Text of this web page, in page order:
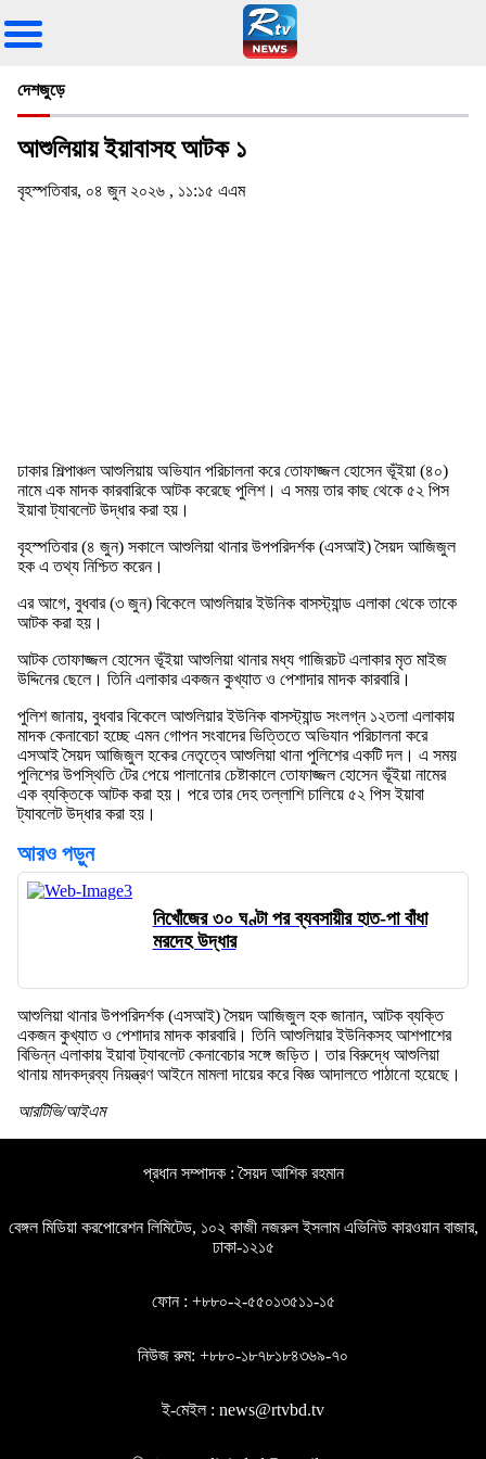
দেশজুড়ে
আশুলিয়ায় ইয়াবাসহ আটক ১
বৃহস্পতিবার, ০৪ জুন ২০২৬ , ১১:১৫ এএম
ঢাকার শিল্পাঞ্চল আশুলিয়ায় অভিযান পরিচালনা করে তোফাজ্জল হোসেন ভূঁইয়া (৪০)
নামে এক মাদক কারবারিকে আটক করেছে পুলিশ। এ সময় তার কাছ থেকে ৫২ পিস
ইয়াবা ট্যাবলেট উদ্ধার করা হয়।
বৃহস্পতিবার (৪ জুন) সকালে আশুলিয়া থানার উপপরিদর্শক (এসআই) সৈয়দ আজিজুল
হক এ তথ্য নিশ্চিত করেন।
এর আগে, বুধবার (৩ জুন) বিকেলে আশুলিয়ার ইউনিক বাসস্ট্যান্ড এলাকা থেকে তাকে
আটক করা হয়।
আটক তোফাজ্জল হোসেন ভূঁইয়া আশুলিয়া থানার মধ্য গাজিরচট এলাকার মৃত মাইজ
উদ্দিনের ছেলে। তিনি এলাকার একজন কুখ্যাত ও পেশাদার মাদক কারবারি।
পুলিশ জানায়, বুধবার বিকেলে আশুলিয়ার ইউনিক বাসস্ট্যান্ড সংলগ্ন ১২তলা এলাকায়
মাদক কেনাবেচা হচ্ছে এমন গোপন সংবাদের ভিত্তিতে অভিযান পরিচালনা করে
এসআই সৈয়দ আজিজুল হকের নেতৃত্বে আশুলিয়া থানা পুলিশের একটি দল। এ সময়
পুলিশের উপস্থিতি টের পেয়ে পালানোর চেষ্টাকালে তোফাজ্জল হোসেন ভূঁইয়া নামের
এক ব্যক্তিকে আটক করা হয়। পরে তার দেহ তল্লাশি চালিয়ে ৫২ পিস ইয়াবা
ট্যাবলেট উদ্ধার করা হয়।
আরও পড়ুন
নিখোঁজের ৩০ ঘণ্টা পর ব্যবসায়ীর হাত-পা বাঁধা
মরদেহ উদ্ধার
আশুলিয়া থানার উপপরিদর্শক (এসআই) সৈয়দ আজিজুল হক জানান, আটক ব্যক্তি
একজন কুখ্যাত ও পেশাদার মাদক কারবারি। তিনি আশুলিয়ার ইউনিকসহ আশপাশের
বিভিন্ন এলাকায় ইয়াবা ট্যাবলেট কেনাবেচার সঙ্গে জড়িত। তার বিরুদ্ধে আশুলিয়া
থানায় মাদকদ্রব্য নিয়ন্ত্রণ আইনে মামলা দায়ের করে বিজ্ঞ আদালতে পাঠানো হয়েছে।
আরটিভি/আইএম
প্রধান সম্পাদক : সৈয়দ আশিক রহমান
বেঙ্গল মিডিয়া করপোরেশন লিমিটেড, ১০২ কাজী নজরুল ইসলাম এভিনিউ কারওয়ান বাজার,
ঢাকা-১২১৫
ফোন : +৮৮০-২-৫৫০১৩৫১১-১৫
নিউজ রুম: +৮৮০-১৮৭৮১৮৪৩৬৯-৭০
ই-মেইল : news@rtvbd.tv